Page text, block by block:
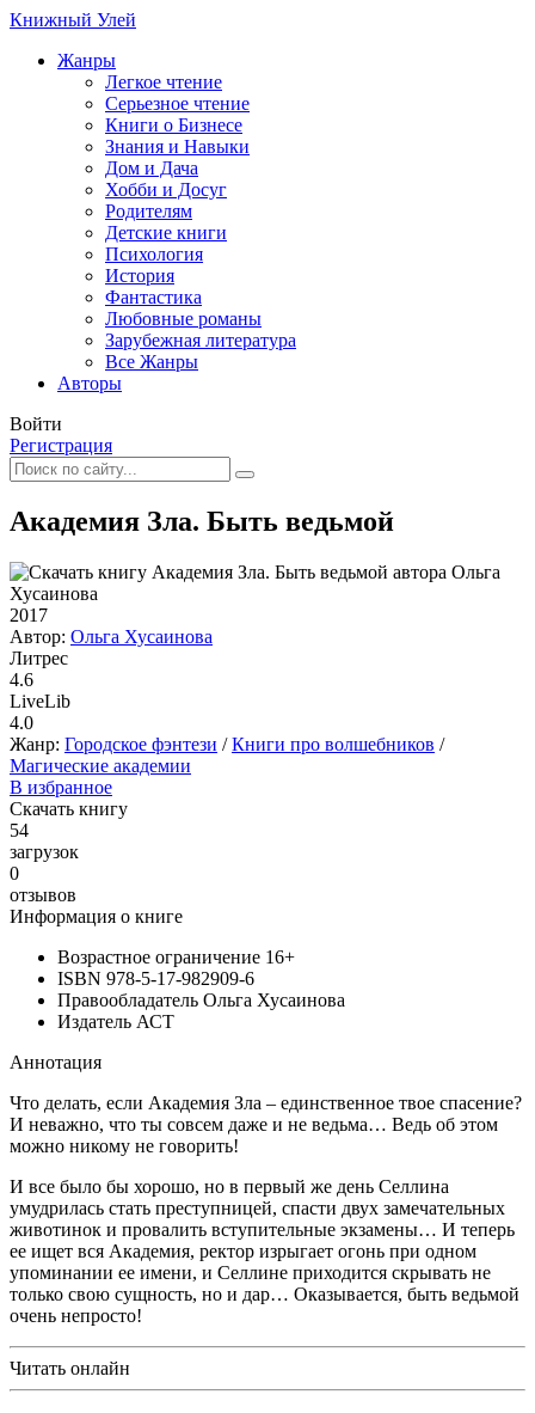
Книжный Улей
Жанры
Легкое чтение
Серьезное чтение
Книги о Бизнесе
Знания и Навыки
Дом и Дача
Хобби и Досуг
Родителям
Детские книги
Психология
История
Фантастика
Любовные романы
Зарубежная литература
Все Жанры
Авторы
Войти
Регистрация
Академия Зла. Быть ведьмой
2017
Автор: Ольга Хусаинова
Литрес
4.6
LiveLib
4.0
Жанр: Городское фэнтези /Книги про волшебников /
Магические академии
В избранное
Скачать книгу
54
загрузок
0
отзывов
Информация о книге
Возрастное ограничение 16+
ISBN 978-5-17-982909-6
Правообладатель Ольга Хусаинова
Издатель АСТ
Аннотация
Что делать, если Академия Зла – единственное твое спасение?
И неважно, что ты совсем даже и не ведьма… Ведь об этом
можно никому не говорить!
И все было бы хорошо, но в первый же день Селлина
умудрилась стать преступницей, спасти двух замечательных
животинок и провалить вступительные экзамены… И теперь
ее ищет вся Академия, ректор изрыгает огонь при одном
упоминании ее имени, и Селлине приходится скрывать не
только свою сущность, но и дар… Оказывается, быть ведьмой
очень непросто!
Читать онлайн